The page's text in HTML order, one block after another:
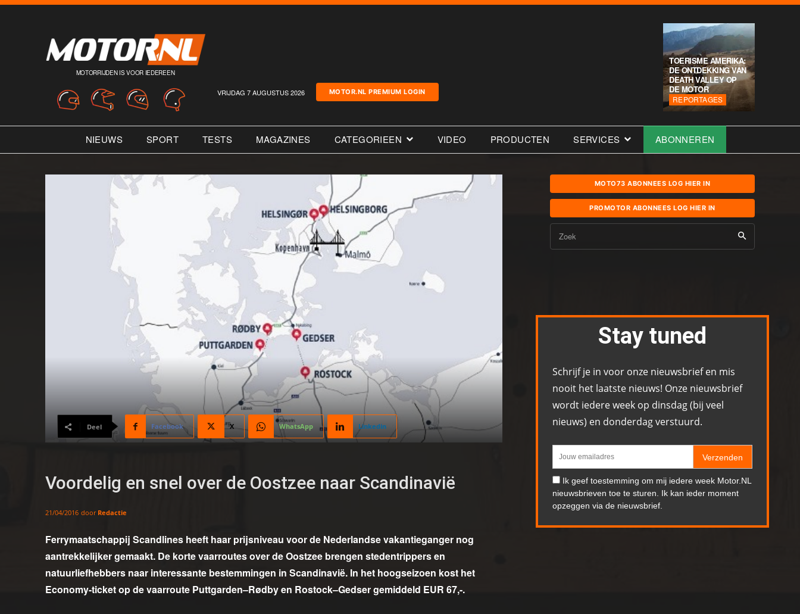
MOTORRIJDEN IS VOOR IEDEREEN
VRIJDAG 7 AUGUSTUS 2026 MOTOR.NL PREMIUM LOGIN
TOERISME AMERIKA:
DE ONTDEKKING VAN
DEATH VALLEY OP
DE MOTOR
REPORTAGES
NIEUWS SPORT TESTS MAGAZINES CATEGORIEEN VIDEO PRODUCTEN SERVICES ABONNEREN
Deel Facebook X WhatsApp Linkedin
Voordelig en snel over de Oostzee naar Scandinavië
21/04/2016 door Redactie
Ferrymaatschappij Scandlines heeft haar prijsniveau voor de Nederlandse vakantieganger nog
aantrekkelijker gemaakt. De korte vaarroutes over de Oostzee brengen stedentrippers en
natuurliefhebbers naar interessante bestemmingen in Scandinavië. In het hoogseizoen kost het
Economy-ticket op de vaarroute Puttgarden–Rødby en Rostock–Gedser gemiddeld EUR 67,-.
MOTO73 ABONNEES LOG HIER IN
PROMOTOR ABONNEES LOG HIER IN
Zoek
Stay tuned
Schrijf je in voor onze nieuwsbrief en mis
nooit het laatste nieuws! Onze nieuwsbrief
wordt iedere week op dinsdag (bij veel
nieuws) en donderdag verstuurd.
Verzenden
Ik geef toestemming om mij iedere week Motor.NL
nieuwsbrieven toe te sturen. Ik kan ieder moment
opzeggen via de nieuwsbrief.